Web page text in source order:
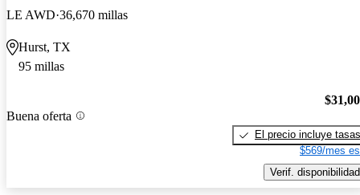
LE AWD 36,670 millas
Hurst, TX
95 millas
Buena oferta
El precio incluye tasas
$569/mes
Verif. disponibilidad